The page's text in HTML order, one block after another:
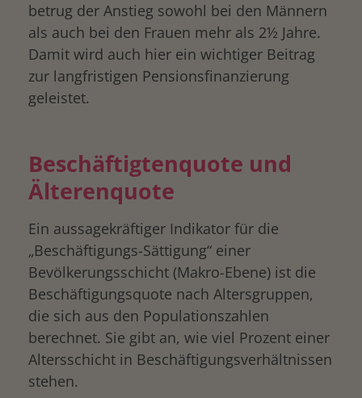
betrug der Anstieg sowohl bei den Männern
als auch bei den Frauen mehr als 2½ Jahre.
Damit wird auch hier ein wichtiger Beitrag
zur langfristigen Pensionsfinanzierung
geleistet.
Beschäftigtenquote und
Älterenquote
Ein aussagekräftiger Indikator für die
„Beschäftigungs-Sättigung“ einer
Bevölkerungsschicht (Makro-Ebene) ist die
Beschäftigungsquote nach Altersgruppen,
die sich aus den Populationszahlen
berechnet. Sie gibt an, wie viel Prozent einer
Altersschicht in Beschäftigungsverhältnissen
stehen.
drucken